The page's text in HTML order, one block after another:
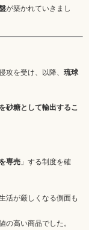
が築かれていきまし
攻を受け、以降、 琉球
砂糖として輸出するこ
専売 」する制度を確
活が厳しくなる側面も
の高い商品でした。